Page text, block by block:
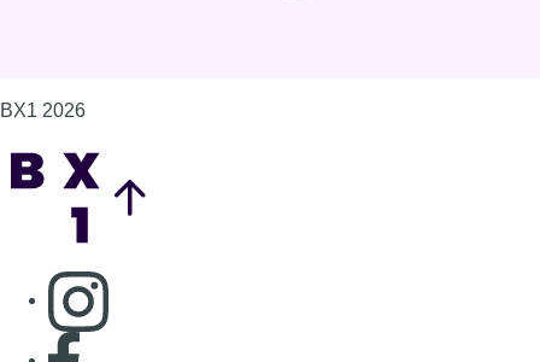
BX1 2026
Consulter page Instagram
Consulter page Facebook